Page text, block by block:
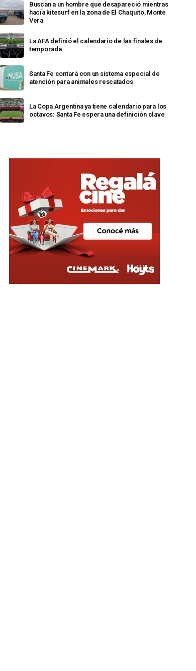
Buscan a un hombre que desapareció mientras
hacía kitesurf en la zona de El Chaquito, Monte
Vera
La AFA definió el calendario de las finales de
temporada
Santa Fe contará con un sistema especial de
atención para animales rescatados
La Copa Argentina ya tiene calendario para los
octavos: Santa Fe espera una definición clave